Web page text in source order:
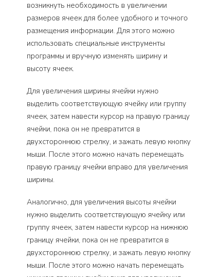
возникнуть необходимость в увеличении
размеров ячеек для более удобного и точного
размещения информации. Для этого можно
использовать специальные инструменты
программы и вручную изменять ширину и
высоту ячеек.
Для увеличения ширины ячейки нужно
выделить соответствующую ячейку или группу
ячеек, затем навести курсор на правую границу
ячейки, пока он не превратится в
двухстороннюю стрелку, и зажать левую кнопку
мыши. После этого можно начать перемещать
правую границу ячейки вправо для увеличения
ширины.
Аналогично, для увеличения высоты ячейки
нужно выделить соответствующую ячейку или
группу ячеек, затем навести курсор на нижнюю
границу ячейки, пока он не превратится в
двухстороннюю стрелку, и зажать левую кнопку
мыши. После этого можно начать перемещать